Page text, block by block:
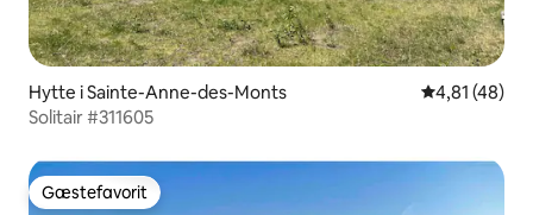
Hytte i Sainte-Anne-des-Monts 4,81 ud af 5
4,81 (48)
Solitair #311605
Gæstefavorit
Gæstefavorit